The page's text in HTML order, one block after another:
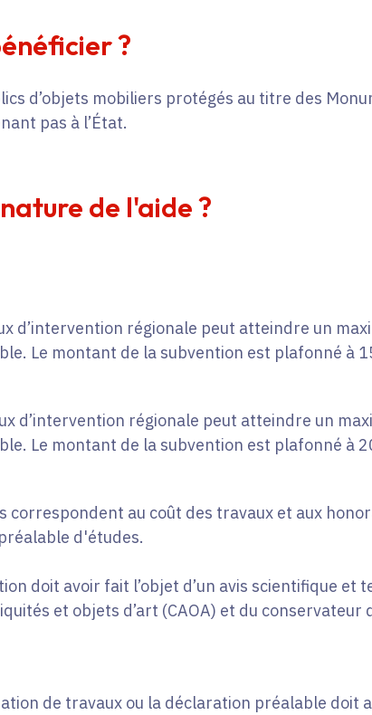
?
d’objets mobiliers protégés au titre des
pas à l’État.
de l'aide ?
d’intervention régionale peut atteindre un
Le montant de la subvention est plafonné à
d’intervention régionale peut atteindre un
Le montant de la subvention est plafonné à
correspondent au coût des travaux et aux
d'études.
doit avoir fait l’objet d’un avis scientifique et
et objets d’art (CAOA) et du conservateur
de travaux ou la déclaration préalable doit